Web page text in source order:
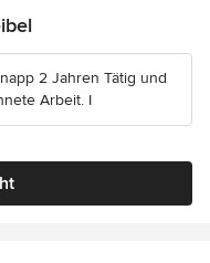
2 Jahren Tätig und
Arbeit. I